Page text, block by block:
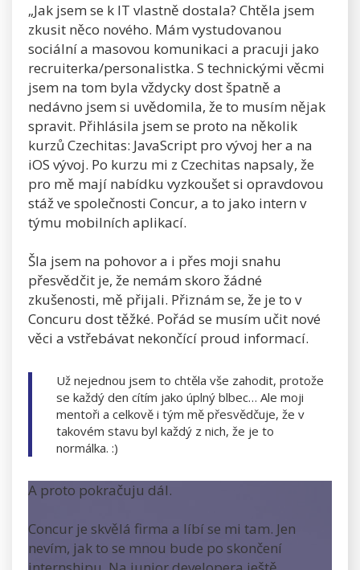
„Jak jsem se k IT vlastně dostala? Chtěla jsem
zkusit něco nového. Mám vystudovanou
sociální a masovou komunikaci a pracuji jako
recruiterka/personalistka. S technickými věcmi
jsem na tom byla vždycky dost špatně a
nedávno jsem si uvědomila, že to musím nějak
spravit. Přihlásila jsem se proto na několik
kurzů Czechitas: JavaScript pro vývoj her a na
iOS vývoj. Po kurzu mi z Czechitas napsaly, že
pro mě mají nabídku vyzkoušet si opravdovou
stáž ve společnosti Concur, a to jako intern v
týmu mobilních aplikací.
Šla jsem na pohovor a i přes moji snahu
přesvědčit je, že nemám skoro žádné
zkušenosti, mě přijali. Přiznám se, že je to v
Concuru dost těžké. Pořád se musím učit nové
věci a vstřebávat nekončící proud informací.
Už nejednou jsem to chtěla vše zahodit, protože
se každý den cítím jako úplný blbec… Ale moji
mentoři a celkově i tým mě přesvědčuje, že v
takovém stavu byl každý z nich, že je to
normálka. :)
A proto pokračuju dál.
Concur je skvělá firma a líbí se mi tam. Jen
nevím, jak to se mnou bude po skončení